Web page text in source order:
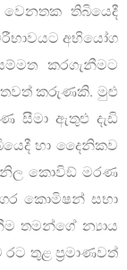
වෙනතක තිබියෙදී
අභියෝග
කරගැනීමට
තවත් කරුණකි. මුළු
සීමා ඇතුළු දැඩි
හා දෛනිකව
නිල කොවිඞ් මරණ
කොමිෂන් සභා
තමන්ගේ න්‍යාය
තුළ ප්‍රමාණවත්